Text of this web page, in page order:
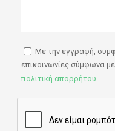
Με την εγγραφή,
επικοινωνίες σύμφωνα
πολιτική απορρήτου